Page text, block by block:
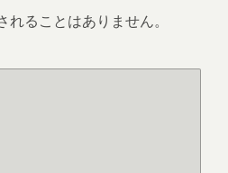
ることはありません。